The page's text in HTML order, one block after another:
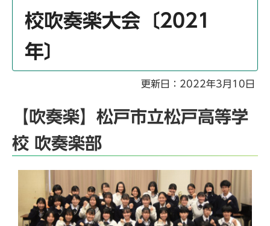
校吹奏楽大会〔2021
年〕
更新日：2022年3月10日
【吹奏楽】松戸市立松戸高等学
校 吹奏楽部